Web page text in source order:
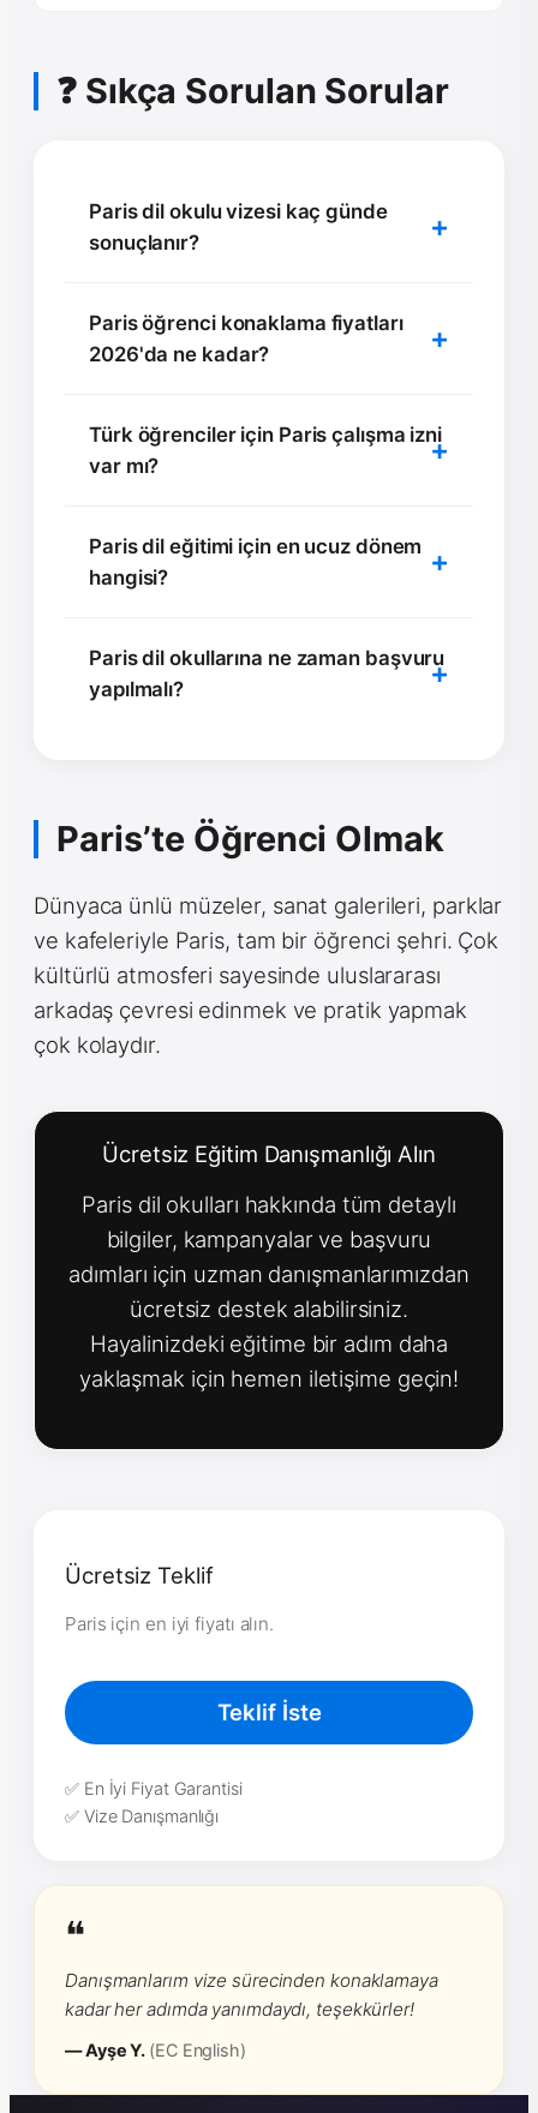
❓ Sıkça Sorulan Sorular
Paris dil okulu vizesi kaç günde
sonuçlanır?
Paris öğrenci konaklama fiyatları
2026'da ne kadar?
Türk öğrenciler için Paris çalışma izni
var mı?
Paris dil eğitimi için en ucuz dönem
hangisi?
Paris dil okullarına ne zaman başvuru
yapılmalı?
Paris’te Öğrenci Olmak
Dünyaca ünlü müzeler, sanat galerileri, parklar
ve kafeleriyle Paris, tam bir öğrenci şehri. Çok
kültürlü atmosferi sayesinde uluslararası
arkadaş çevresi edinmek ve pratik yapmak
çok kolaydır.
Ücretsiz Eğitim Danışmanlığı Alın
Paris dil okulları hakkında tüm detaylı
bilgiler, kampanyalar ve başvuru
adımları için uzman danışmanlarımızdan
ücretsiz destek alabilirsiniz.
Hayalinizdeki eğitime bir adım daha
yaklaşmak için hemen iletişime geçin!
Ücretsiz Teklif
Paris için en iyi fiyatı alın.
Teklif İste
✅ En İyi Fiyat Garantisi
✅ Vize Danışmanlığı
❝
Danışmanlarım vize sürecinden konaklamaya
kadar her adımda yanımdaydı, teşekkürler!
— Ayşe Y. (EC English)